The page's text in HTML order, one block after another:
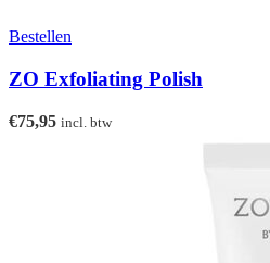
Bestellen
ZO Exfoliating Polish
€75,95 incl. btw